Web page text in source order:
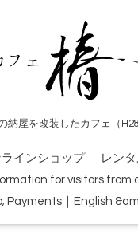
屋を改装したカフェ（
ラインショップ レン
for visitors from
Payments｜English